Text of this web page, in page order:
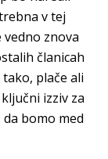
v tej
vedno znova
članicah
plače ali
izziv za
bomo med